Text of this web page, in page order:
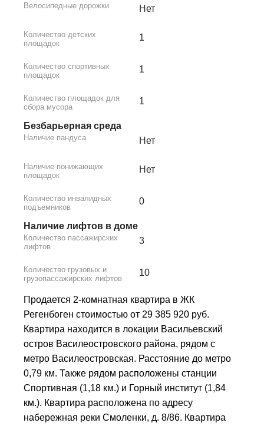
Велосипедные дорожки Нет
Количество детских
площадок
1
Количество спортивных
площадок
1
Количество площадок для
сбора мусора
1
Безбарьерная среда
Наличие пандуса Нет
Наличие понижающих
площадок
Нет
Количество инвалидных
подъемников
0
Наличие лифтов в доме
Количество пассажирских
лифтов
3
Количество грузовых и
грузопассажирских лифтов
10
Продается 2-комнатная квартира в ЖК
Регенбоген стоимостью от 29 385 920 руб.
Квартира находится в локации Васильевский
остров Василеостровского района, рядом с
метро Василеостровская. Расстояние до метро
0,79 км. Также рядом расположены станции
Спортивная (1,18 км.) и Горный институт (1,84
км.). Квартира расположена по адресу
набережная реки Смоленки, д. 8/86. Квартира